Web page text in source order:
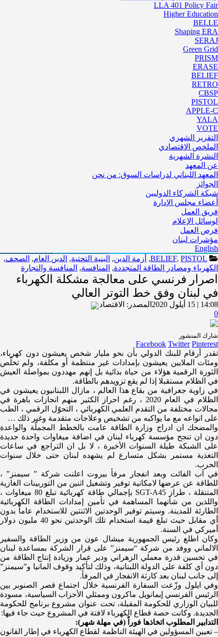
LLA 401 Policy Fair
Higher Education
BELLE
Shaping ERA
SERAJ
Green Grid
PRISM
ERASE
BELIEF
RETRO
CBSP
PISTOL
APPLE-C
YALA
VOTE
التقرير الشهري
الملخص الاقتصادي
النشرة الشهرية
عن المعهد
المعهد اللبناني لدراسات السوق: من نحن
الجوائز
شبكة الشركاء الدوليين
أعضاء مجلس الإدارة
فريق العمل
لوسائل الإعلام
فرص العمل
مؤشرات لبنان
English
BELIEF, PISTOL
, أزمة الدين, البنية التحتية, الدين العام, الصحف,
الكهرباء ومصادر الطاقة المتجددة, المنافسة, المنافسة والتجارة
اصرار فرنسي على معالجة مشكلة الكهرباء
في لبنان وفق خط التوتر العالي
14:08 | 15 أيلول 2020 المصدر: الاقتصاد
0
شارك المنشور
Facebook Twitter Pinterest
تقدر أرقام للبنك الدولي بأن نحو مليار شخص يعيشون دون كهرباء،
ومئات الملايين يعيشون بإمدادات غير منتظمة أو مكلفة، ولم تخلّص
الثورة الرقمية هؤلاء من حياة بدائية بل إنهم مهددون بمواصلة العيش
في الظلام مستقبلا إذا لم يقع تزويدهم ب​الطاقة​.
في زاوية جغرافية من بقاع هذا العالم ، مازال ال​لبنان​يون يعيشون في
الظلام في العام 2020 ، رغم احراز الكثير منهم انجازات باهرة في
مجالات مختلفة من التقدم العلمي الكهربائي ، التحوّل الرقمي ، الطب
على انواعه مع ما يواكبه من تشخيص وعلاجات متقدمة وغير ذلك …
والمضحك ان ادراج وزارة الطاقة عامت بالخطط المجملّة والواعدة
دون ان تنجح ​مؤسسة كهرباء لبنان​ في اضافة ميغاوات واحدة جديدة
على الشبكة طيلة السنوات الأخيرة ، لا بل ان التراجع في ساعات
التغذية مستمر بشكل متسارع لم يشهده لبنان حتى خلال سنوات
الحرب.
في آب الفائت وبعد انفجار ​مرفأ بيروت​ اعلنت شركة ” ​سيمنز​” ،
للطاقة عن عرضها لامكانية توفير وتشغيل اثنين من التوربينات ​الغاز​ية
المتنقلة ، طراز SGT-A45 بإجمالي طاقة كهربائية تبلغ 80 ميغاوات ،
واللذين من شأنهما المساهمة في تأمين إمدادات الطاقة الكهربائية
الطارئة للمدينة. وسيتم توفير الوحدتين الاثنتين للاستخدام عاماً بدون
أي مقابل حيث تبلغ قيمة استخدام تلك الوحدتين نحو 40 مليون دولار
أميركي في السنة.
وكان اطلع ​رئيس الجمهورية ميشال عون​ من وزير ​الطاقة​ والسفير
الالماني ووفد من شركة “سيمنز” على قرار الشركة بمساعدة ​لبنان​
في تحسين قدرة معملي الزهراني ودير عمار وزيادة إنتاج الطاقة من
دون أي كلفة على ​الدولة اللبنانية​، وذلك لتأكيد وقوف ​المانيا​ و”سيمنز”
إلى جانب لبنان بعد ​كارثة​ الانفجار في المرفأ.
وفي ايلول وزّعت ​السفارة الفرنسية​ خلال اجتماع قصر الصنوبر بين
الرئيس الفرنسي إيمانويل ماكرون وممثلي الأحزاب السياسية، مسودة
للبيان الوزاري للحكومة المقبلة، تحت عنوان مشروع برنامج للحكومة
الجديدة. وكانت حصة قطاع الكهرباء لافتة في المشروع حيث جاء فيها:
التدابير المطلوب اتخاذها فوراً (في مهلة شهر):
– تعيين المسؤولين في الهيئة الناظمة لقطاع الكهرباء في إطار القانون